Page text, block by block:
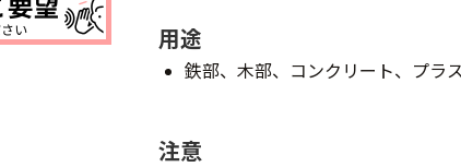
用途
鉄部、木部、コンクリート、プラ
注意